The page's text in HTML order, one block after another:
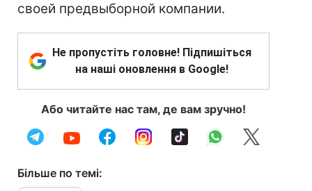
своей предвыборной компании.
Не пропустіть головне! Підпишіться
на наші оновлення в Google!
Або читайте нас там, де вам зручно!
Більше по темі: